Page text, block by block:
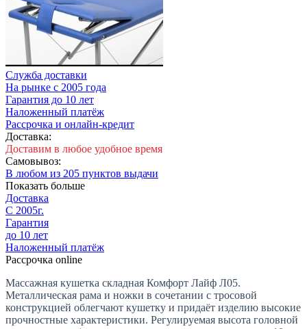
Cлужба доставки
На рынке с 2005 года
Гарантия до 10 лет
Наложенный платёж
Рассрочка и онлайн-кредит
Доставка:
Доставим в любое удобное время
Самовывоз:
В любом из 205 пунктов выдачи
Показать больше
Доставка
С 2005г.
Гарантия
до 10 лет
Наложенный платёж
Рассрочка online
Массажная кушетка складная Комфорт Лайф Л05.
Металлическая рама и ножки в сочетании с тросовой
конструкцией облегчают кушетку и придаёт изделию высокие
прочностные характеристики. Регулируемая высота головной